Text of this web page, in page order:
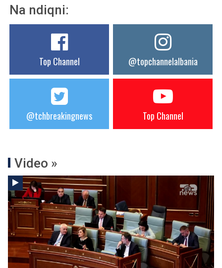
Na ndiqni:
Top Channel @topchannelalbania
@tchbreakingnews Top Channel
Video »